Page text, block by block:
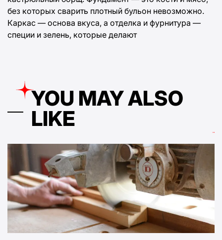
без которых сварить плотный бульон невозможно.
Каркас — основа вкуса, а отделка и фурнитура —
специи и зелень, которые делают
YOU MAY ALSO
LIKE